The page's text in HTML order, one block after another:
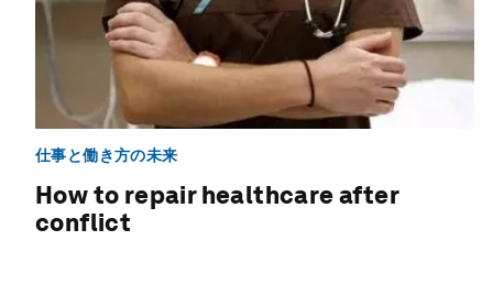
仕事と働き方の未来
How to repair healthcare after
conflict